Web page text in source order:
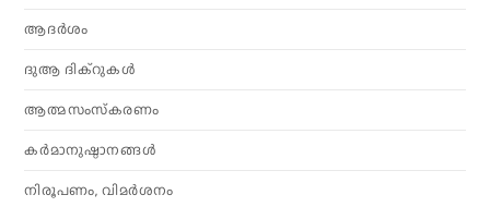
ആദര്‍ശം
ദുആ ദിക്റുകൾ
ആത്മസംസ്‌കരണം
കര്‍മാനുഷ്ഠാനങ്ങള്‍
നിരൂപണം, വിമര്‍ശനം